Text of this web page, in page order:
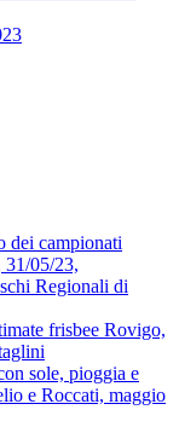
dei campionati
31/05/23,
Regionali di
frisbee Rovigo,
sole, pioggia e
e Roccati, maggio